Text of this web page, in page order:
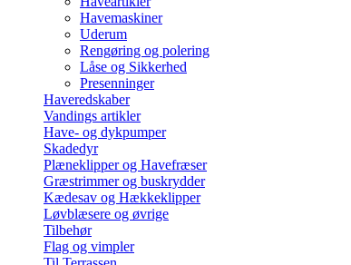
Havemaskiner
Uderum
Rengøring og polering
Låse og Sikkerhed
Presenninger
Haveredskaber
Vandings artikler
Have- og dykpumper
Skadedyr
Plæneklipper og Havefræser
Græstrimmer og buskrydder
Kædesav og Hækkeklipper
Løvblæsere og øvrige
Tilbehør
Flag og vimpler